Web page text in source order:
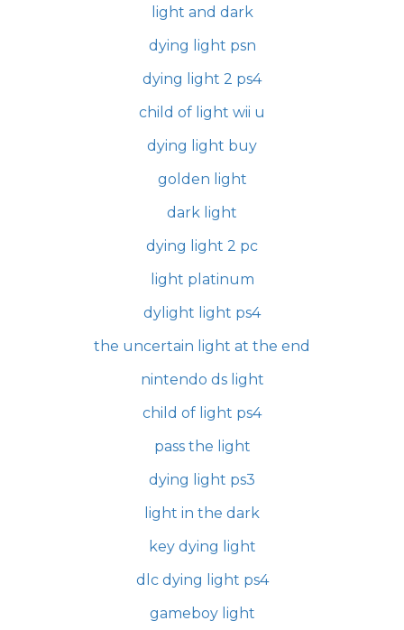
light and dark
dying light psn
dying light 2 ps4
child of light wii u
dying light buy
golden light
dark light
dying light 2 pc
light platinum
dylight light ps4
the uncertain light at the end
nintendo ds light
child of light ps4
pass the light
dying light ps3
light in the dark
key dying light
dlc dying light ps4
gameboy light